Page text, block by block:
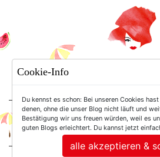
For Women.
Cookie-Info
Du kennst es schon: Bei unseren Cookies
denen, ohne die unser Blog nicht läuft und
Bestätigung wir uns freuen würden, weil es
guten Blogs erleichtert. Du kannst jetzt
alle akzeptieren &